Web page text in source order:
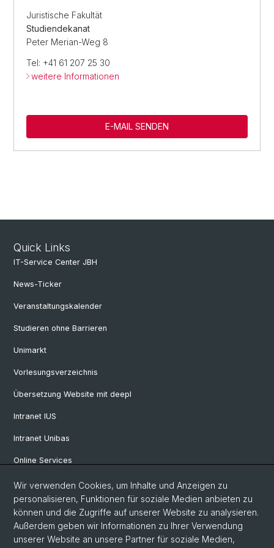
Juristische Fakultät
Studiendekanat
Peter Merian-Weg 8
Tel: +41 61 207 25 30
weitere Informationen
E-MAIL SENDEN
Quick Links
IT-Service Center JBH
News-Ticker
Veranstaltungskalender
Studieren ohne Barrieren
Unimarkt
Vorlesungsverzeichnis
Übersetzung Website mit deepl
Intranet IUS
Intranet Unibas
Online Services
Social Media
Instagram
Wir verwenden Cookies, um Inhalte und Anzeigen zu
personalisieren, Funktionen für soziale Medien anbieten zu
können und die Zugriffe auf unserer Website zu analysieren.
Außerdem geben wir Informationen zu Ihrer Verwendung
unserer Website an unsere Partner für soziale Medien,